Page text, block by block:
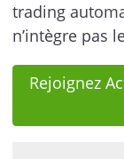
trading
n’intègre pas
Rejoignez